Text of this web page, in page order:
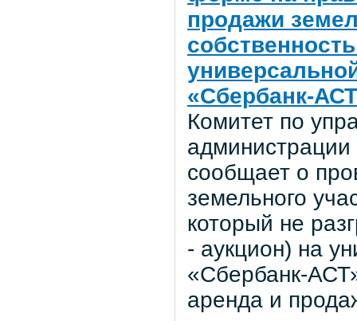
продажи
«Сбербанк-
Комитет по
администрации
сообщает о
земельного
который не
- аукцион) на
«Сбербанк-
аренда и